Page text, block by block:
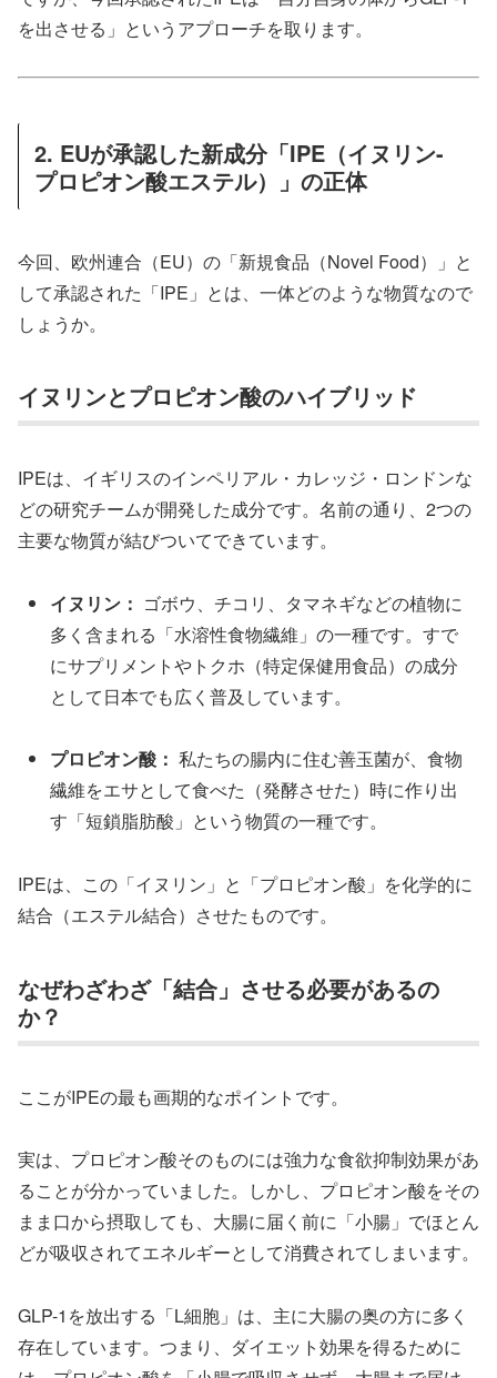
を出させる」というアプローチを取ります。
2. EUが承認した新成分「IPE（イヌリン-
プロピオン酸エステル）」の正体
今回、欧州連合（EU）の「新規食品（Novel Food）」と
して承認された「IPE」とは、一体どのような物質なので
しょうか。
イヌリンとプロピオン酸のハイブリッド
IPEは、イギリスのインペリアル・カレッジ・ロンドンな
どの研究チームが開発した成分です。名前の通り、2つの
主要な物質が結びついてできています。
イヌリン： ゴボウ、チコリ、タマネギなどの植物に
多く含まれる「水溶性食物繊維」の一種です。すで
にサプリメントやトクホ（特定保健用食品）の成分
として日本でも広く普及しています。
プロピオン酸： 私たちの腸内に住む善玉菌が、食物
繊維をエサとして食べた（発酵させた）時に作り出
す「短鎖脂肪酸」という物質の一種です。
IPEは、この「イヌリン」と「プロピオン酸」を化学的に
結合（エステル結合）させたものです。
なぜわざわざ「結合」させる必要があるの
か？
ここがIPEの最も画期的なポイントです。
実は、プロピオン酸そのものには強力な食欲抑制効果があ
ることが分かっていました。しかし、プロピオン酸をその
まま口から摂取しても、大腸に届く前に「小腸」でほとん
どが吸収されてエネルギーとして消費されてしまいます。
GLP-1を放出する「L細胞」は、主に大腸の奥の方に多く
存在しています。つまり、ダイエット効果を得るために